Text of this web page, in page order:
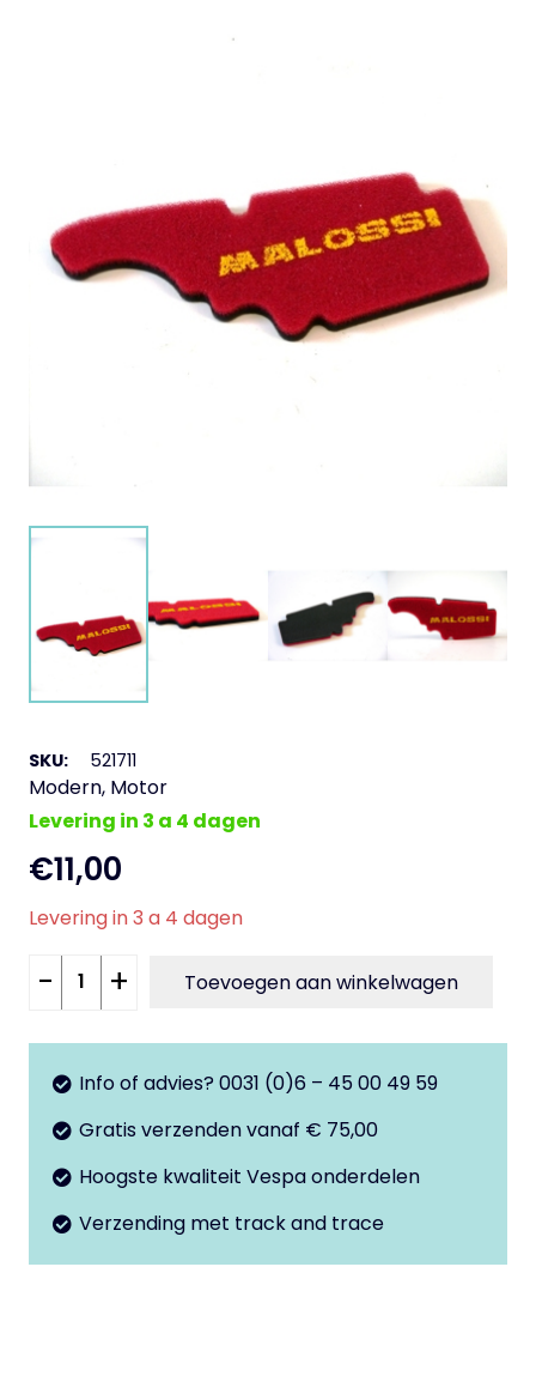
SKU: 521711
Modern, Motor
Levering in 3 a 4 dagen
€11,00
Levering in 3 a 4 dagen
Luchtfilter
Malossi
aantal
- + Toevoegen aan winkelwagen
Info of advies? 0031 (0)6 – 45 00 49 59
Gratis verzenden vanaf € 75,00
Hoogste kwaliteit Vespa onderdelen
Verzending met track and trace